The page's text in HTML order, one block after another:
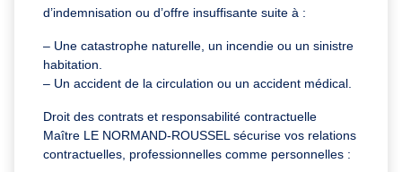
d’indemnisation ou d’offre insuffisante suite à :
– Une catastrophe naturelle, un incendie ou un sinistre
habitation.
– Un accident de la circulation ou un accident médical.
Droit des contrats et responsabilité contractuelle
Maître LE NORMAND-ROUSSEL sécurise vos relations
contractuelles, professionnelles comme personnelles :